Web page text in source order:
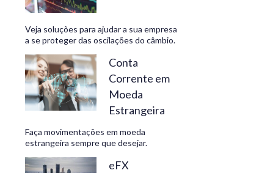
Veja soluções para ajudar a sua empresa
a se proteger das oscilações do câmbio.
Conta
Corrente em
Moeda
Estrangeira
Faça movimentações em moeda
estrangeira sempre que desejar.
eFX